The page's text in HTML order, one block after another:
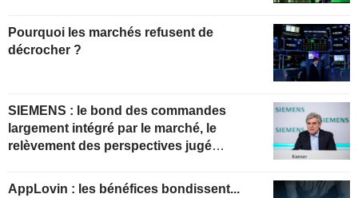
Pourquoi les marchés refusent de
décrocher ?
SIEMENS : le bond des commandes
largement intégré par le marché, le
relèvement des perspectives jugé
actuelles
AppLovin : les bénéfices bondissent...